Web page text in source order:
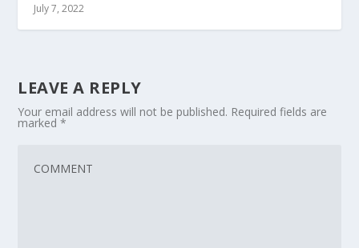
July 7, 2022
LEAVE A REPLY
Your email address will not be published. Required fields are
marked*